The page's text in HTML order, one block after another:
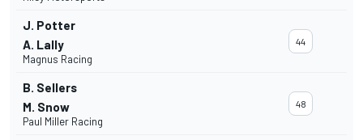
J. Potter
A. Lally
Magnus Racing
44
B. Sellers
M. Snow
Paul Miller Racing
48